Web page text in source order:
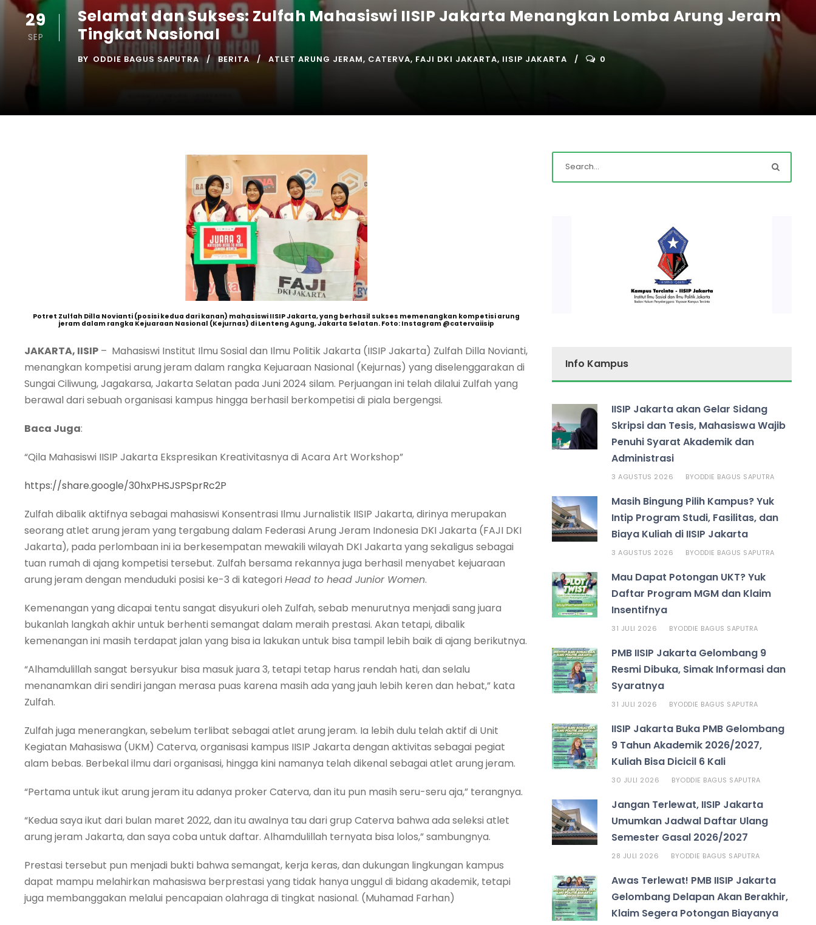
29
SEP
Selamat dan Sukses: Zulfah Mahasiswi IISIP Jakarta Menangkan Lomba Arung Jeram
Tingkat Nasional
BY ODDIE BAGUS SAPUTRA BERITA ATLET ARUNG JERAM, CATERVA, FAJI DKI JAKARTA, IISIP JAKARTA 0
Potret Zulfah Dilla Novianti (posisi kedua dari kanan) mahasiswi IISIP Jakarta, yang berhasil sukses memenangkan kompetisi arung
jeram dalam rangka Kejuaraan Nasional (Kejurnas) di Lenteng Agung, Jakarta Selatan. Foto: Instagram @catervaiisip
JAKARTA, IISIP – Mahasiswi Institut Ilmu Sosial dan Ilmu Politik Jakarta (IISIP Jakarta) Zulfah Dilla Novianti,
menangkan kompetisi arung jeram dalam rangka Kejuaraan Nasional (Kejurnas) yang diselenggarakan di
Sungai Ciliwung, Jagakarsa, Jakarta Selatan pada Juni 2024 silam. Perjuangan ini telah dilalui Zulfah yang
berawal dari sebuah organisasi kampus hingga berhasil berkompetisi di piala bergengsi.
Baca Juga:
“Qila Mahasiswi IISIP Jakarta Ekspresikan Kreativitasnya di Acara Art Workshop”
https://share.google/30hxPHSJSPSprRc2P
Zulfah dibalik aktifnya sebagai mahasiswi Konsentrasi Ilmu Jurnalistik IISIP Jakarta, dirinya merupakan
seorang atlet arung jeram yang tergabung dalam Federasi Arung Jeram Indonesia DKI Jakarta (FAJI DKI
Jakarta), pada perlombaan ini ia berkesempatan mewakili wilayah DKI Jakarta yang sekaligus sebagai
tuan rumah di ajang kompetisi tersebut. Zulfah bersama rekannya juga berhasil menyabet kejuaraan
arung jeram dengan menduduki posisi ke-3 di kategori Head to head Junior Women.
Kemenangan yang dicapai tentu sangat disyukuri oleh Zulfah, sebab menurutnya menjadi sang juara
bukanlah langkah akhir untuk berhenti semangat dalam meraih prestasi. Akan tetapi, dibalik
kemenangan ini masih terdapat jalan yang bisa ia lakukan untuk bisa tampil lebih baik di ajang berikutnya.
“Alhamdulillah sangat bersyukur bisa masuk juara 3, tetapi tetap harus rendah hati, dan selalu
menanamkan diri sendiri jangan merasa puas karena masih ada yang jauh lebih keren dan hebat,” kata
Zulfah.
Zulfah juga menerangkan, sebelum terlibat sebagai atlet arung jeram. Ia lebih dulu telah aktif di Unit
Kegiatan Mahasiswa (UKM) Caterva, organisasi kampus IISIP Jakarta dengan aktivitas sebagai pegiat
alam bebas. Berbekal ilmu dari organisasi, hingga kini namanya telah dikenal sebagai atlet arung jeram.
“Pertama untuk ikut arung jeram itu adanya proker Caterva, dan itu pun masih seru-seru aja,” terangnya.
“Kedua saya ikut dari bulan maret 2022, dan itu awalnya tau dari grup Caterva bahwa ada seleksi atlet
arung jeram Jakarta, dan saya coba untuk daftar. Alhamdulillah ternyata bisa lolos,” sambungnya.
Prestasi tersebut pun menjadi bukti bahwa semangat, kerja keras, dan dukungan lingkungan kampus
dapat mampu melahirkan mahasiswa berprestasi yang tidak hanya unggul di bidang akademik, tetapi
juga membanggakan melalui pencapaian olahraga di tingkat nasional. (Muhamad Farhan)
Info Kampus
IISIP Jakarta akan Gelar Sidang
Skripsi dan Tesis, Mahasiswa Wajib
Penuhi Syarat Akademik dan
Administrasi
3 AGUSTUS 2026 BYODDIE BAGUS SAPUTRA
Masih Bingung Pilih Kampus? Yuk
Intip Program Studi, Fasilitas, dan
Biaya Kuliah di IISIP Jakarta
3 AGUSTUS 2026 BYODDIE BAGUS SAPUTRA
Mau Dapat Potongan UKT? Yuk
Daftar Program MGM dan Klaim
Insentifnya
31 JULI 2026 BYODDIE BAGUS SAPUTRA
PMB IISIP Jakarta Gelombang 9
Resmi Dibuka, Simak Informasi dan
Syaratnya
31 JULI 2026 BYODDIE BAGUS SAPUTRA
IISIP Jakarta Buka PMB Gelombang
9 Tahun Akademik 2026/2027,
Kuliah Bisa Dicicil 6 Kali
30 JULI 2026 BYODDIE BAGUS SAPUTRA
Jangan Terlewat, IISIP Jakarta
Umumkan Jadwal Daftar Ulang
Semester Gasal 2026/2027
28 JULI 2026 BYODDIE BAGUS SAPUTRA
Awas Terlewat! PMB IISIP Jakarta
Gelombang Delapan Akan Berakhir,
Klaim Segera Potongan Biayanya